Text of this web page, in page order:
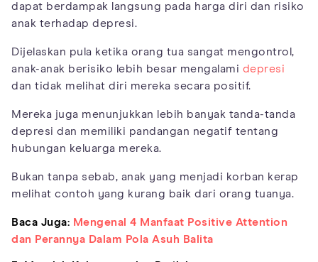
dapat berdampak langsung pada harga diri dan risiko
anak terhadap depresi.
Dijelaskan pula ketika orang tua sangat mengontrol,
anak-anak berisiko lebih besar mengalami depresi
dan tidak melihat diri mereka secara positif.
Mereka juga menunjukkan lebih banyak tanda-tanda
depresi dan memiliki pandangan negatif tentang
hubungan keluarga mereka.
Bukan tanpa sebab, anak yang menjadi korban kerap
melihat contoh yang kurang baik dari orang tuanya.
Baca Juga: Mengenal 4 Manfaat Positive Attention
dan Perannya Dalam Pola Asuh Balita